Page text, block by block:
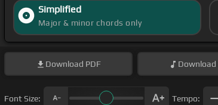
Simplified
Major & minor chords only
Download PDF Download
Font Size: Tempo: